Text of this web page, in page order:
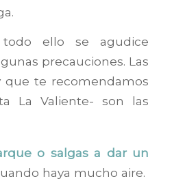
ello se agudice
precauciones. Las
que te recomendamos
La Valiente- son las
o salgas a dar un
haya mucho aire.